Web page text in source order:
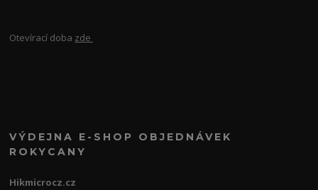
Otevírací doba zde
VÝDEJNA E-SHOP OBJEDNÁVEK
ROKYCANY
Hikmicrocz.cz